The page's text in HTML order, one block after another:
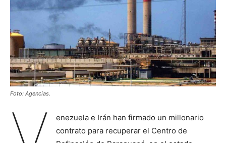
Foto: Agencias.
enezuela e Irán han firmado un millonario
contrato para recuperar el Centro de